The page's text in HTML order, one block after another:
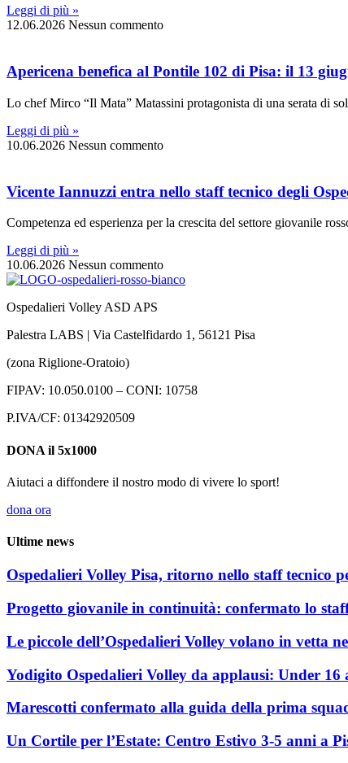
Leggi di più »
12.06.2026 Nessun commento
Apericena benefica al Pontile 102 di Pisa: il 13
Lo chef Mirco “Il Mata” Matassini protagonista di una serata di
Leggi di più »
10.06.2026 Nessun commento
Vicente Iannuzzi entra nello staff tecnico degli
Competenza ed esperienza per la crescita del settore giovanile
Leggi di più »
10.06.2026 Nessun commento
Ospedalieri Volley ASD APS
Palestra LABS | Via Castelfidardo 1, 56121 Pisa
(zona Riglione-Oratoio)
FIPAV: 10.050.0100 – CONI: 10758
P.IVA/CF: 01342920509
DONA il 5x1000
Aiutaci a diffondere il nostro modo di vivere lo sport!
dona ora
Ultime news
Ospedalieri Volley Pisa, ritorno nello staff tecnico
Progetto giovanile in continuità: confermato lo
Le piccole dell’Ospedalieri Volley volano in vetta
Yodigito Ospedalieri Volley da applausi: Under
Marescotti confermato alla guida della prima
Un Cortile per l’Estate: Centro Estivo 3-5 anni a